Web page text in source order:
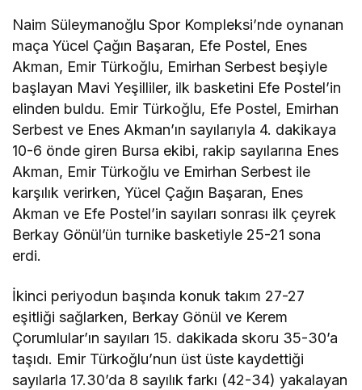
Naim Süleymanoğlu Spor Kompleksi’nde oynanan
maça Yücel Çağın Başaran, Efe Postel, Enes
Akman, Emir Türkoğlu, Emirhan Serbest beşiyle
başlayan Mavi Yeşilliler, ilk basketini Efe Postel’in
elinden buldu. Emir Türkoğlu, Efe Postel, Emirhan
Serbest ve Enes Akman’ın sayılarıyla 4. dakikaya
10-6 önde giren Bursa ekibi, rakip sayılarına Enes
Akman, Emir Türkoğlu ve Emirhan Serbest ile
karşılık verirken, Yücel Çağın Başaran, Enes
Akman ve Efe Postel’in sayıları sonrası ilk çeyrek
Berkay Gönül’ün turnike basketiyle 25-21 sona
erdi.
İkinci periyodun başında konuk takım 27-27
eşitliği sağlarken, Berkay Gönül ve Kerem
Çorumlular’ın sayıları 15. dakikada skoru 35-30’a
taşıdı. Emir Türkoğlu’nun üst üste kaydettiği
sayılarla 17.30’da 8 sayılık farkı (42-34) yakalayan